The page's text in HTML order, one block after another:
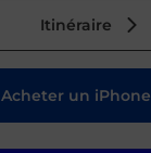
Itinéraire
Acheter un iPhone